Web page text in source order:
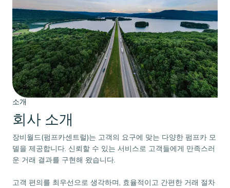
소개
회사 소개
장비월드(펌프카센트럴)는 고객의 요구에 맞는 다양한 펌프카 모
델을 제공합니다. 신뢰할 수 있는 서비스로 고객들에게 만족스러
운 거래 결과를 구현해 왔습니다.
고객 편의를 최우선으로 생각하며, 효율적이고 간편한 거래 절차